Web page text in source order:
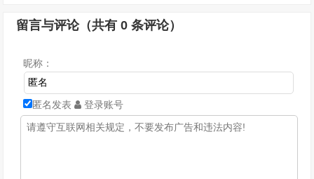
留言与评论（共有0 条评论）
昵称：
匿名发表 登录账号